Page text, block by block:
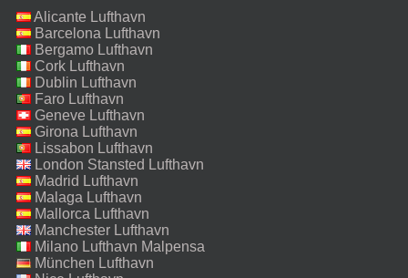
Alicante Lufthavn
Barcelona Lufthavn
Bergamo Lufthavn
Cork Lufthavn
Dublin Lufthavn
Faro Lufthavn
Geneve Lufthavn
Girona Lufthavn
Lissabon Lufthavn
London Stansted Lufthavn
Madrid Lufthavn
Malaga Lufthavn
Mallorca Lufthavn
Manchester Lufthavn
Milano Lufthavn Malpensa
München Lufthavn